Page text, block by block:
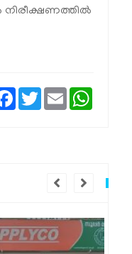
നിരീക്ഷണത്തില്‍
Facebook
TwitterEmail